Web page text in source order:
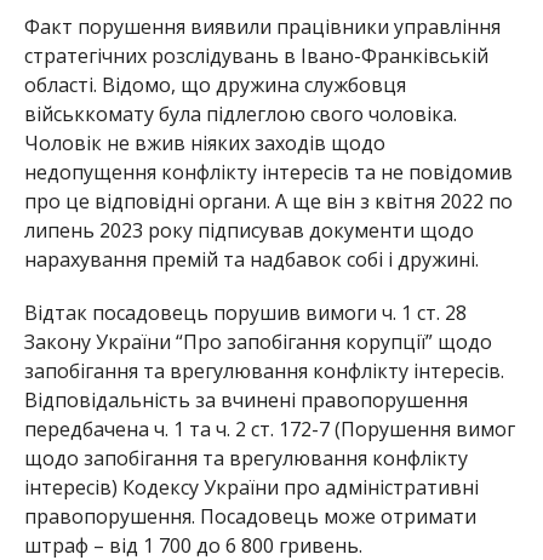
Факт порушення виявили працівники управління
стратегічних розслідувань в Івано-Франківській
області. Відомо, що дружина службовця
військкомату була підлеглою свого чоловіка.
Чоловік не вжив ніяких заходів щодо
недопущення конфлікту інтересів та не повідомив
про це відповідні органи. А ще він з квітня 2022 по
липень 2023 року підписував документи щодо
нарахування премій та надбавок собі і дружині.
Відтак посадовець порушив вимоги ч. 1 ст. 28
Закону України “Про запобігання корупції” щодо
запобігання та врегулювання конфлікту інтересів.
Відповідальність за вчинені правопорушення
передбачена ч. 1 та ч. 2 ст. 172-7 (Порушення вимог
щодо запобігання та врегулювання конфлікту
інтересів) Кодексу України про адміністративні
правопорушення. Посадовець може отримати
штраф – від 1 700 до 6 800 гривень.